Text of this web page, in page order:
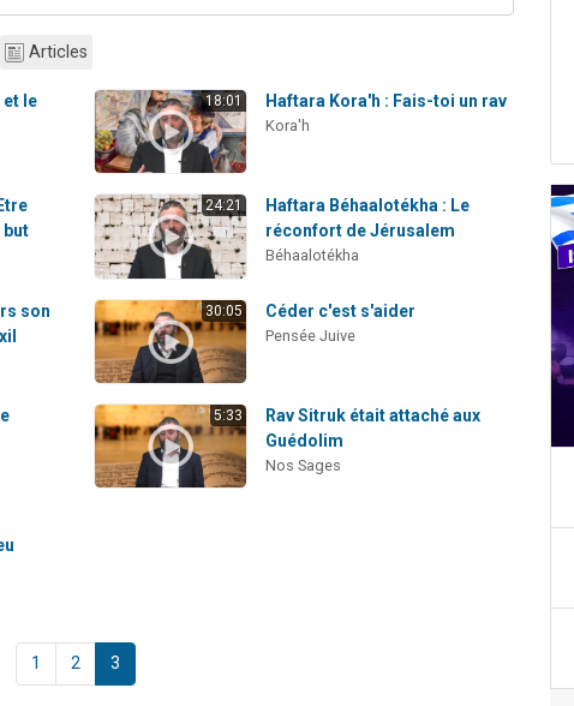
Articles
et le
18:01 Haftara Kora'h : Fais-toi un rav
Kora'h
but
24:21
Haftara Béhaalotékha : Le
réconfort de Jérusalem
Béhaalotékha
son
30:05 Céder c'est s'aider
Pensée Juive
5:33
Rav Sitruk était attaché aux
Guédolim
Nos Sages
1 2 3